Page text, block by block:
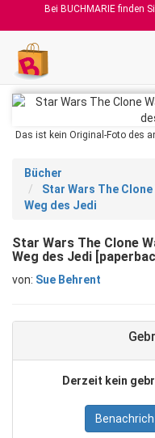
Bei BUCHMARIE finden
Das ist kein Original-Foto des
Bücher
Star Wars The
Weg des Jedi
Star Wars The Clone
Weg des Jedi
von: Sue Behrent
Derzeit kein